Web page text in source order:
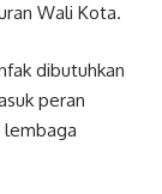
Wali Kota.
dibutuhkan
peran
lembaga